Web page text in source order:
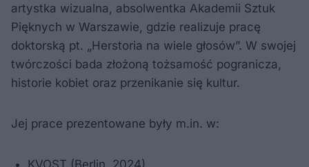
artystka wizualna, absolwentka Akademii Sztuk
Pięknych w Warszawie, gdzie realizuje pracę
doktorską pt. „Herstoria na wiele głosów”. W swojej
twórczości bada złożoną tożsamość pogranicza,
historie kobiet oraz przenikanie się kultur.
Jej prace prezentowane były m.in. w:
KVOST (Berlin, 2024),